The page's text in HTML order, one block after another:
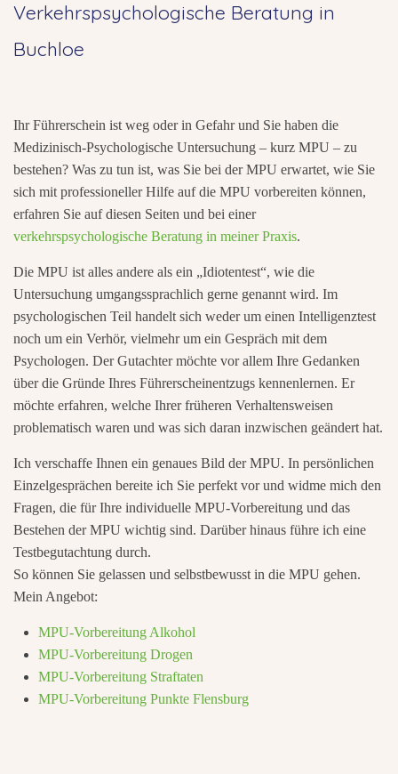
Verkehrspsychologische Beratung in
Buchloe
Ihr Führerschein ist weg oder in Gefahr und Sie haben die
Medizinisch-Psychologische Untersuchung – kurz MPU – zu
bestehen? Was zu tun ist, was Sie bei der MPU erwartet, wie Sie
sich mit professioneller Hilfe auf die MPU vorbereiten können,
erfahren Sie auf diesen Seiten und bei einer
verkehrspsychologische Beratung in meiner Praxis.
Die MPU ist alles andere als ein „Idiotentest“, wie die
Untersuchung umgangssprachlich gerne genannt wird. Im
psychologischen Teil handelt sich weder um einen Intelligenztest
noch um ein Verhör, vielmehr um ein Gespräch mit dem
Psychologen. Der Gutachter möchte vor allem Ihre Gedanken
über die Gründe Ihres Führerscheinentzugs kennenlernen. Er
möchte erfahren, welche Ihrer früheren Verhaltensweisen
problematisch waren und was sich daran inzwischen geändert hat.
Ich verschaffe Ihnen ein genaues Bild der MPU. In persönlichen
Einzelgesprächen bereite ich Sie perfekt vor und widme mich den
Fragen, die für Ihre individuelle MPU-Vorbereitung und das
Bestehen der MPU wichtig sind. Darüber hinaus führe ich eine
Testbegutachtung durch.
So können Sie gelassen und selbstbewusst in die MPU gehen.
Mein Angebot:
MPU-Vorbereitung Alkohol
MPU-Vorbereitung Drogen
MPU-Vorbereitung Straftaten
MPU-Vorbereitung Punkte Flensburg